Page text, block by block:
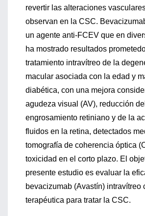
revertir las alteraciones
observan en la CSC.
un agente anti-FCEV que en
ha mostrado resultados
tratamiento intravítreo de la
macular asociada con la edad y
diabética, con una mejora
agudeza visual (AV), reducción del
engrosamiento retiniano y de la
fluidos en la retina, detectados
tomografía de coherencia óptica
toxicidad en el corto plazo. El
presente estudio es evaluar la
bevacizumab (Avastín) intravítreo
terapéutica para tratar la CSC.